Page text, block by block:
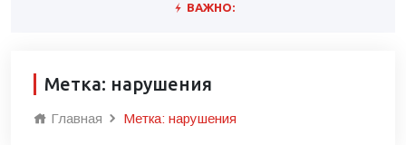
ВАЖНО:
Метка: нарушения
Главная Метка: нарушения